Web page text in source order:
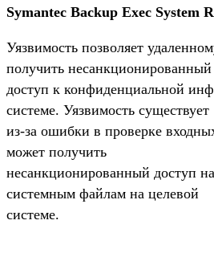
Symantec Backup Exec System
Уязвимость позволяет
получить несанкционированный
доступ к конфиденциальной
системе. Уязвимость существует
из-за ошибки в проверке
может получить
несанкционированный доступ
системным файлам на целевой
системе.